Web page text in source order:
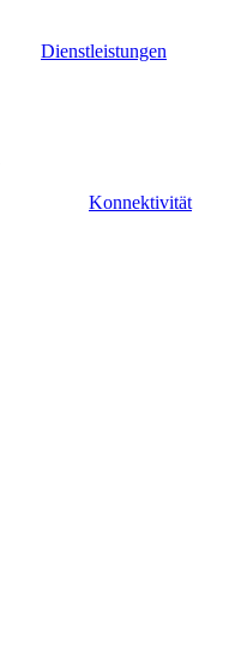
Dienstleistungen
Konnektivität